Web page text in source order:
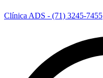
Clínica ADS - (71) 3245-7455